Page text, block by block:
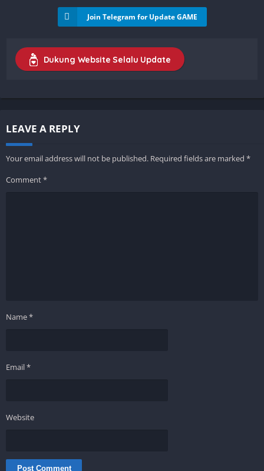
Join Telegram for Update GAME
Dukung Website Selalu Update
LEAVE A REPLY
Your email address will not be published. Required fields are marked *
Comment*
Name*
Email*
Website